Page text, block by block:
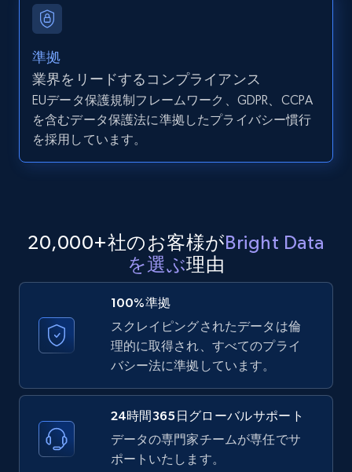
text, Date posted, and more.
LinkedIn posts - Discover user's articles by
URL
LinkedIn posts - Discover posts by Profile
URL
URL, ID, User id, Use url, Title, Headline, Post
text, Date posted, and more.
1.5K+ 無料トライアル
準拠
業界をリードするコンプライアンス
EUデータ保護規制フレームワーク、GDPR、CCPA
を含むデータ保護法に準拠したプライバシー慣行
を採用しています。
20,000+社のお客様がBright Data
を選ぶ理由
100%準拠
スクレイピングされたデータは倫
理的に取得され、すべてのプライ
バシー法に準拠しています。
24時間365日グローバルサポート
データの専門家チームが専任でサ
ポートいたします。